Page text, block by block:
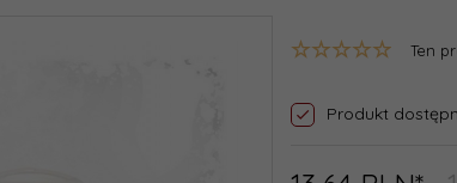
Ten
Produkt